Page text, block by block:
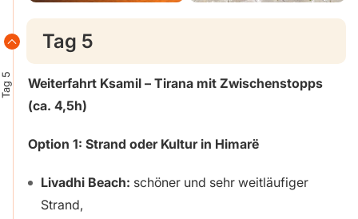
Tag 5
Tag 5
Weiterfahrt Ksamil – Tirana mit Zwischenstopps
(ca. 4,5h)
Option 1: Strand oder Kultur in Himarë
Livadhi Beach: schöner und sehr weitläufiger
Strand,